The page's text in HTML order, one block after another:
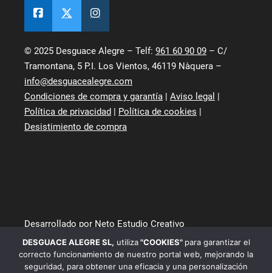
© 2025 Desguace Alegre – Telf: 961 60 90 09 – C/
Tramontana, 5 P.I. Los Vientos, 46119 Nàquera –
info@desguacealegre.com
Condiciones de compra y garantía | Aviso legal |
Política de privacidad | Política de cookies |
Desistimiento de compra
Desarrollado por Neto Estudio Creativo
DESGUACE ALEGRE SL, utiliza"COOKIES" para garantizar el
correcto funcionamiento de nuestro portal web, mejorando la
seguridad, para obtener una eficacia y una personalización